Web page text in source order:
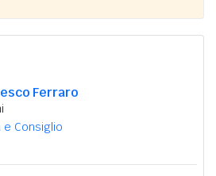
Ferraro
e Consiglio